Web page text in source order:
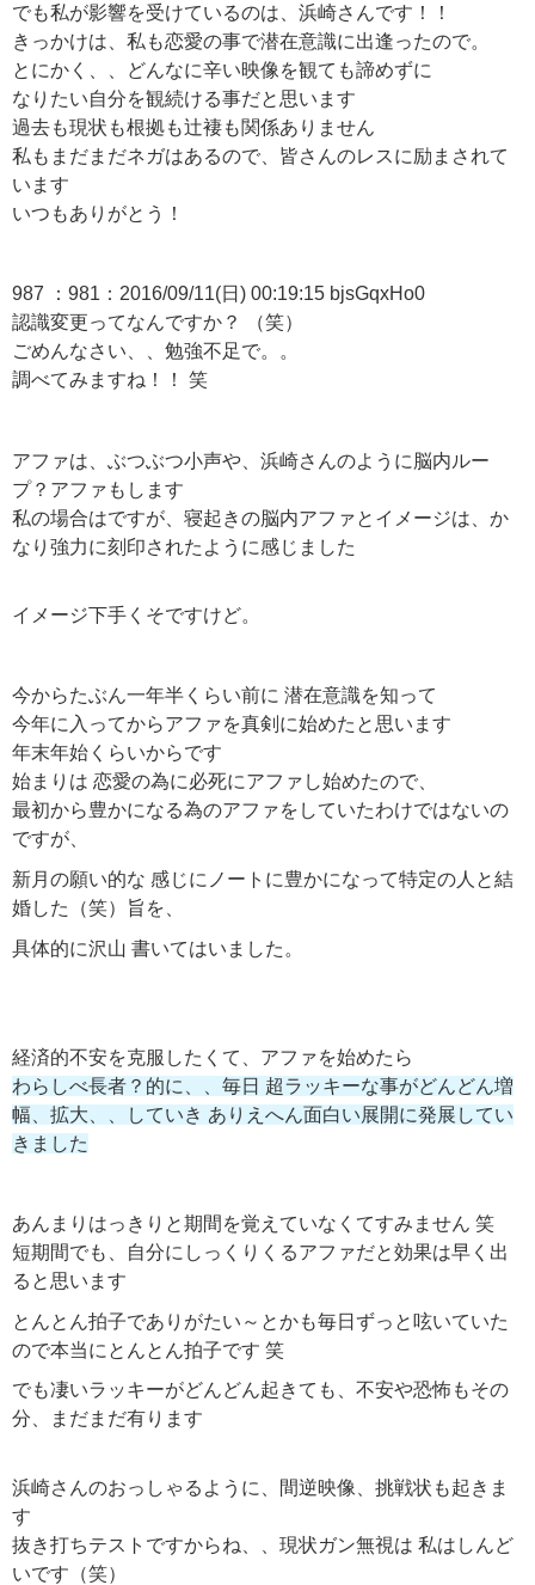
でも私が影響を受けているのは、浜崎さんです！！
きっかけは、私も恋愛の事で潜在意識に出逢ったので。
とにかく、、どんなに辛い映像を観ても諦めずに
なりたい自分を観続ける事だと思います
過去も現状も根拠も辻褄も関係ありません
私もまだまだネガはあるので、皆さんのレスに励まされて
います
いつもありがとう！
987 ：981：2016/09/11(日) 00:19:15 bjsGqxHo0
認識変更ってなんですか？ （笑）
ごめんなさい、、勉強不足で。。
調べてみますね！！ 笑
アファは、ぶつぶつ小声や、浜崎さんのように脳内ルー
プ？アファもします
私の場合はですが、寝起きの脳内アファとイメージは、か
なり強力に刻印されたように感じました
イメージ下手くそですけど。
今からたぶん一年半くらい前に 潜在意識を知って
今年に入ってからアファを真剣に始めたと思います
年末年始くらいからです
始まりは 恋愛の為に必死にアファし始めたので、
最初から豊かになる為のアファをしていたわけではないの
ですが、
新月の願い的な 感じにノートに豊かになって特定の人と結
婚した（笑）旨を、
具体的に沢山 書いてはいました。
経済的不安を克服したくて、アファを始めたら
わらしべ長者？的に、、毎日 超ラッキーな事がどんどん増
幅、拡大、、していき ありえへん面白い展開に発展してい
きました
あんまりはっきりと期間を覚えていなくてすみません 笑
短期間でも、自分にしっくりくるアファだと効果は早く出
ると思います
とんとん拍子でありがたい～とかも毎日ずっと呟いていた
ので本当にとんとん拍子です 笑
でも凄いラッキーがどんどん起きても、不安や恐怖もその
分、まだまだ有ります
浜崎さんのおっしゃるように、間逆映像、挑戦状も起きま
す
抜き打ちテストですからね、、現状ガン無視は 私はしんど
いです（笑）